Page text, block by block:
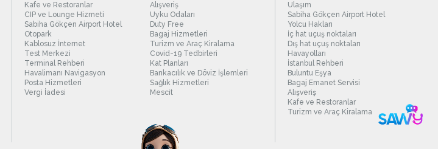
Kafe ve Restoranlar
Alışveriş
CIP ve Lounge Hizmeti
Uyku Odaları
Sabiha Gökçen Airport Hotel
Duty Free
Otopark
Bagaj Hizmetleri
Kablosuz İnternet
Turizm ve Araç Kiralama
Test Merkezi
Covid-19 Tedbirleri
Terminal Rehberi
Kat Planları
Havalimanı Navigasyon
Bankacılık ve Döviz İşlemleri
Posta Hizmetleri
Sağlık Hizmetleri
Vergi İadesi
Mescit
Ulaşım
Sabiha Gökçen Airport Hotel
Yolcu Hakları
İç hat uçuş noktaları
Dış hat uçuş noktaları
Havayolları
İstanbul Rehberi
Buluntu Eşya
Bagaj Emanet Servisi
Alışveriş
Kafe ve Restoranlar
Turizm ve Araç Kiralama